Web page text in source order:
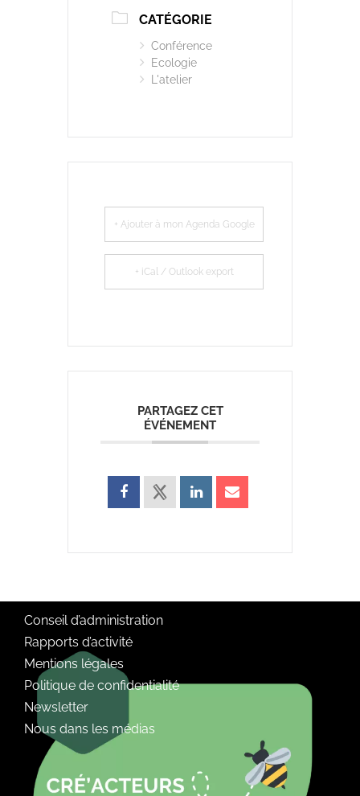
CATÉGORIE
Conférence
Ecologie
L'atelier
+ Ajouter à mon Agenda Google
+ iCal / Outlook export
PARTAGEZ CET
ÉVÉNEMENT
Conseil d’administration
Rapports d’activité
Mentions légales
Politique de confidentialité
Newsletter
Nous dans les médias